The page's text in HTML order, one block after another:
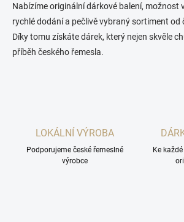
Nabízíme originální dárkové balení, možnost
rychlé dodání a pečlivě vybraný sortiment od
Díky tomu získáte dárek, který nejen skvěle
příběh českého řemesla.
LOKÁLNÍ VÝROBA
Podporujeme české řemeslné
výrobce
Ke